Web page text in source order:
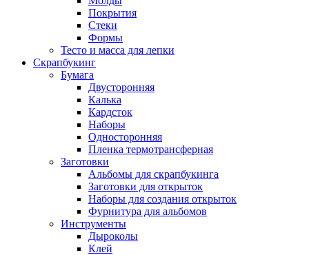
Покрытия
Стеки
Формы
Тесто и масса для лепки
Скрапбукинг
Бумага
Двусторонняя
Калька
Кардсток
Наборы
Односторонняя
Пленка термотрансферная
Заготовки
Альбомы для скрапбукинга
Заготовки для открыток
Наборы для создания открыток
Фурнитура для альбомов
Инструменты
Дыроколы
Клей